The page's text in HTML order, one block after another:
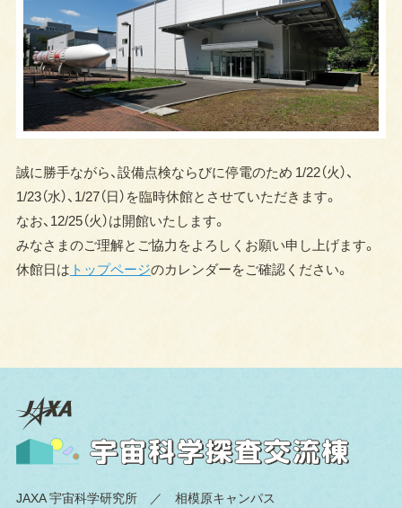
誠に勝手ながら、設備点検ならびに停電のため 1/22（火）、
1/23（水）、1/27（日）を臨時休館とさせていただきます。
なお、12/25（火）は開館いたします。
みなさまのご理解とご協力をよろしくお願い申し上げます。
休館日は トップページのカレンダーをご確認ください。
JAXA 宇宙科学研究所／ 相模原キャンパス